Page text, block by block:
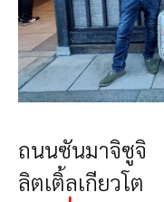
ถนนซันมาจิซูจิ
ลิตเติ้ลเกียวโต